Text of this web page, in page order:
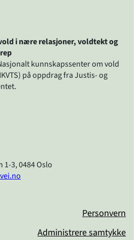
i nære relasjoner, voldtekt og
kunnskapssenter om vold
på oppdrag fra Justis- og
1-3, 0484 Oslo
Personvern
Administrere samtykke